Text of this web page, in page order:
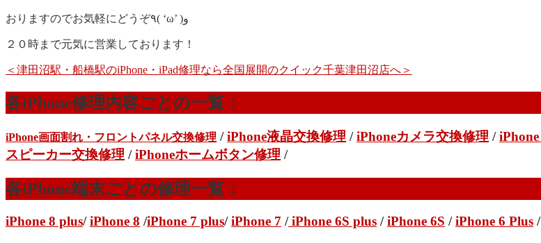
おりますのでお気軽にどうぞ٩( ‘ω’ )و
２０時まで元気に営業しております！
＜津田沼駅・船橋駅のiPhone・iPad修理なら全国展開のクイック千葉津田沼店へ＞
各iPhone修理内容ごとの一覧：
iPhone画面割れ・フロントパネル交換修理 /iPhone液晶交換修理 /iPhoneカメラ交換修理 /
スピーカー交換修理 /iPhoneホームボタン修理 /
各iPhone端末ごとの修理一覧：
iPhone 8 plus/iPhone 8 /iPhone 7 plus/iPhone 7 /iPhone 6S plus /iPhone 6S /iPhone 6 Plus /